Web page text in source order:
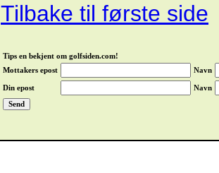
Tilbake til første side
Tips en bekjent om golfsiden.com!
Mottakers epost
Navn
Din epost Navn